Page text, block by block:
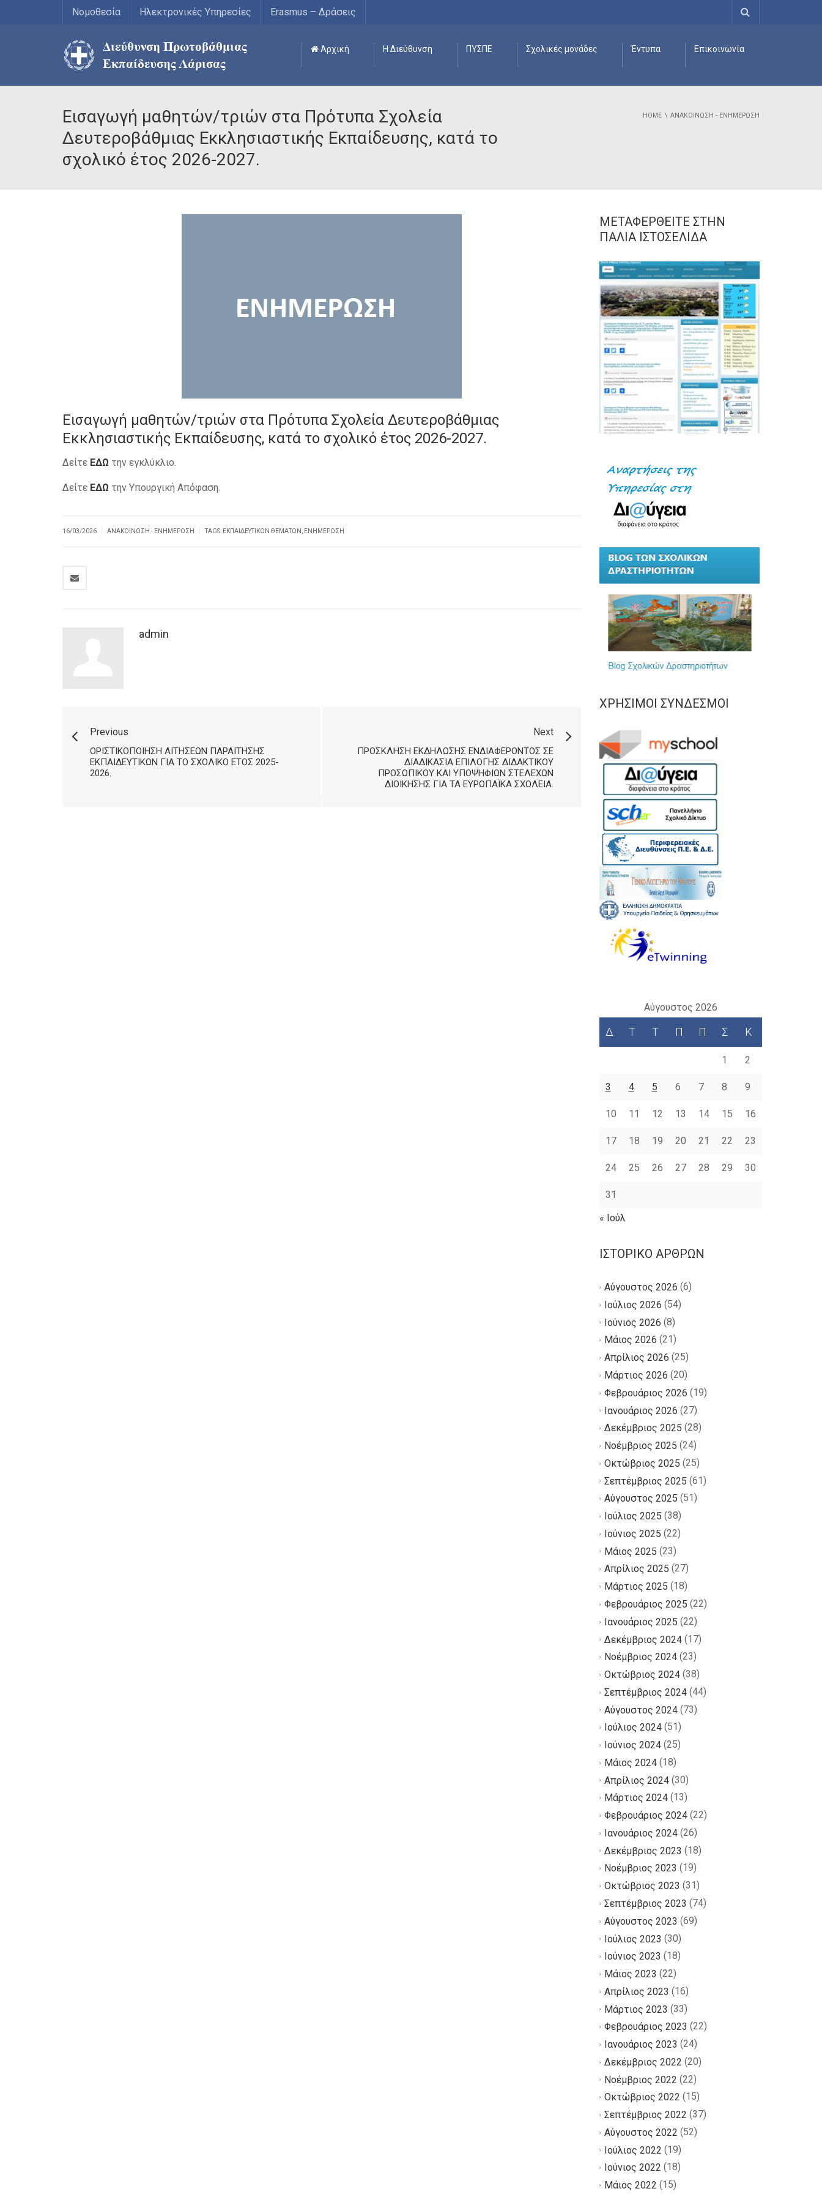
Νομοθεσία Ηλεκτρονικές Υπηρεσίες Erasmus – Δράσεις
Αρχική Η Διεύθυνση ΠΥΣΠΕ Σχολικές μονάδες Έντυπα Επικοινωνία
Εισαγωγή μαθητών/τριών στα Πρότυπα Σχολεία
Δευτεροβάθμιας Εκκλησιαστικής Εκπαίδευσης, κατά το
σχολικό έτος 2026-2027.
HOME ΑΝΑΚΟΊΝΩΣΗ - ΕΝΗΜΈΡΩΣΗ
Εισαγωγή μαθητών/τριών στα Πρότυπα Σχολεία Δευτεροβάθμιας
Εκκλησιαστικής Εκπαίδευσης, κατά το σχολικό έτος 2026-2027.
Δείτε ΕΔΩ την εγκλύκλιο.
Δείτε ΕΔΩ την Υπουργική Απόφαση.
16/03/2026 ΑΝΑΚΟΊΝΩΣΗ - ΕΝΗΜΈΡΩΣΗ TAGS: ΕΚΠΑΙΔΕΥΤΙΚΏΝ ΘΕΜΆΤΩΝ ΕΝΗΜΈΡΩΣΗ
admin
Previous
ΟΡΙΣΤΙΚΟΠΟΊΗΣΗ ΑΙΤΉΣΕΩΝ ΠΑΡΑΊΤΗΣΗΣ
ΕΚΠΑΙΔΕΥΤΙΚΏΝ ΓΙΑ ΤΟ ΣΧΟΛΙΚΌ ΈΤΟΣ 2025-
2026.
Next
ΠΡΌΣΚΛΗΣΗ ΕΚΔΉΛΩΣΗΣ ΕΝΔΙΑΦΈΡΟΝΤΟΣ ΣΕ
ΔΙΑΔΙΚΑΣΊΑ ΕΠΙΛΟΓΉΣ ΔΙΔΑΚΤΙΚΟΎ
ΠΡΟΣΩΠΙΚΟΎ ΚΑΙ ΥΠΟΨΗΦΊΩΝ ΣΤΕΛΕΧΏΝ
ΔΙΟΊΚΗΣΗΣ ΓΙΑ ΤΑ ΕΥΡΩΠΑΪΚΆ ΣΧΟΛΕΊΑ.
ΜΕΤΑΦΕΡΘΕΊΤΕ ΣΤΗΝ
ΠΑΛΙΆ ΙΣΤΟΣΕΛΊΔΑ
ΧΡΉΣΙΜΟΙ ΣΎΝΔΕΣΜΟΙ
Αύγουστος 2026
Δ Τ Τ Π Π Σ Κ
1 2
3 4 5 6 7 8 9
10 11 12 13 14 15 16
17 18 19 20 21 22 23
24 25 26 27 28 29 30
31
« Ιούλ
ΙΣΤΟΡΙΚΌ ΆΡΘΡΩΝ
Αύγουστος 2026 (6)
Ιούλιος 2026 (54)
Ιούνιος 2026 (8)
Μάιος 2026 (21)
Απρίλιος 2026 (25)
Μάρτιος 2026 (20)
Φεβρουάριος 2026 (19)
Ιανουάριος 2026 (27)
Δεκέμβριος 2025 (28)
Νοέμβριος 2025 (24)
Οκτώβριος 2025 (25)
Σεπτέμβριος 2025 (61)
Αύγουστος 2025 (51)
Ιούλιος 2025 (38)
Ιούνιος 2025 (22)
Μάιος 2025 (23)
Απρίλιος 2025 (27)
Μάρτιος 2025 (18)
Φεβρουάριος 2025 (22)
Ιανουάριος 2025 (22)
Δεκέμβριος 2024(17)
Νοέμβριος 2024(23)
Οκτώβριος 2024(38)
Σεπτέμβριος 2024(44)
Αύγουστος 2024(73)
Ιούλιος 2024(51)
Ιούνιος 2024(25)
Μάιος 2024(18)
Απρίλιος 2024(30)
Μάρτιος 2024(13)
Φεβρουάριος 2024(22)
Ιανουάριος 2024(26)
Δεκέμβριος 2023 (18)
Νοέμβριος 2023 (19)
Οκτώβριος 2023 (31)
Σεπτέμβριος 2023 (74)
Αύγουστος 2023 (69)
Ιούλιος 2023 (30)
Ιούνιος 2023 (18)
Μάιος 2023 (22)
Απρίλιος 2023 (16)
Μάρτιος 2023 (33)
Φεβρουάριος 2023 (22)
Ιανουάριος 2023 (24)
Δεκέμβριος 2022 (20)
Νοέμβριος 2022 (22)
Οκτώβριος 2022 (15)
Σεπτέμβριος 2022 (37)
Αύγουστος 2022 (52)
Ιούλιος 2022 (19)
Ιούνιος 2022 (18)
Μάιος 2022 (15)